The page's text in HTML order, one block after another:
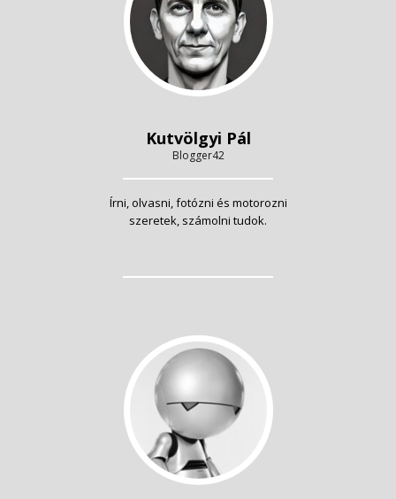
Kutvölgyi Pál
Blogger42
Írni, olvasni, fotózni és motorozni
szeretek, számolni tudok.